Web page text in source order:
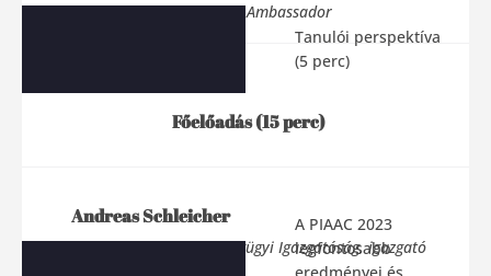
UK Learner Ambassador
Tanulói perspektíva
(5 perc)
Főelőadás (15 perc)
Andreas Schleicher
OECD Oktatási és Készségügyi Igazgatóság, igazgató
A PIAAC 2023
legfontosabb